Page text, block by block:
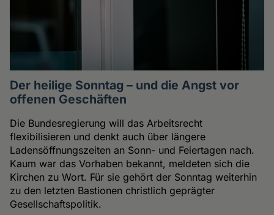
Der heilige Sonntag – und die Angst vor
offenen Geschäften
Die Bundesregierung will das Arbeitsrecht
flexibilisieren und denkt auch über längere
Ladensöffnungszeiten an Sonn- und Feiertagen nach.
Kaum war das Vorhaben bekannt, meldeten sich die
Kirchen zu Wort. Für sie gehört der Sonntag weiterhin
zu den letzten Bastionen christlich geprägter
Gesellschaftspolitik.